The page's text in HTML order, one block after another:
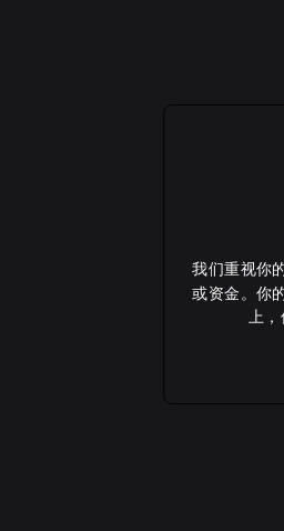
我们重视你
或资金。你
上，